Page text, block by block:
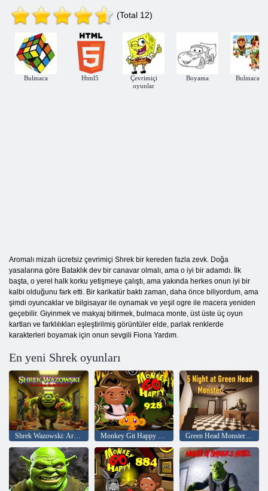
(Total 12)
Bulmaca Html5
Çevrimiçi
oyunlar
Boyama Bulmacalar
Aromalı mizah ücretsiz çevrimiçi Shrek bir kereden fazla zevk. Doğa
yasalarına göre Bataklık dev bir canavar olmalı, ama o iyi bir adamdı. İlk
başta, o yerel halk korku yetişmeye çalıştı, ama yakında herkes onun iyi bir
kalbi olduğunu fark etti. Bir karikatür baktı zaman, daha önce biliyordum, ama
şimdi oyuncaklar ve bilgisayar ile oynamak ve yeşil ogre ile macera yeniden
geçebilir. Giyinmek ve makyaj bitirmek, bulmaca monte, üst üste üç oyun
kartları ve farklılıkları eşleştirilmiş görüntüler elde, parlak renklerde
karakterleri boyamak için onun sevgili Fiona Yardım.
En yeni Shrek oyunları